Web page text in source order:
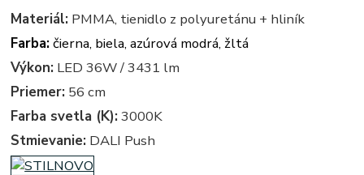
Materiál: PMMA, tienidlo z polyuretánu + hliník
Farba:čierna, biela, azúrová modrá, žltá
Výkon: LED 36W / 3431 lm
Priemer: 56 cm
Farba svetla (K): 3000K
Stmievanie: DALI Push